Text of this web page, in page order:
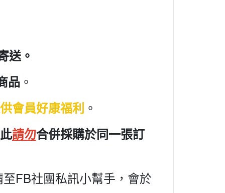
送。
品 。
會員好康福利 。
請勿合併採購於同一張訂
FB社團私訊小幫手，會於